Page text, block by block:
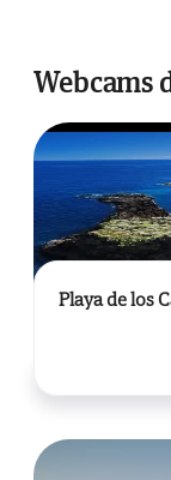
Webcams
Playa de los